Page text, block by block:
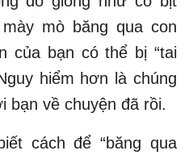
mò băng qua con
của bạn có thể bị “tai
hiểm hơn là chúng
bạn về chuyện đã rồi.
cách để “băng qua